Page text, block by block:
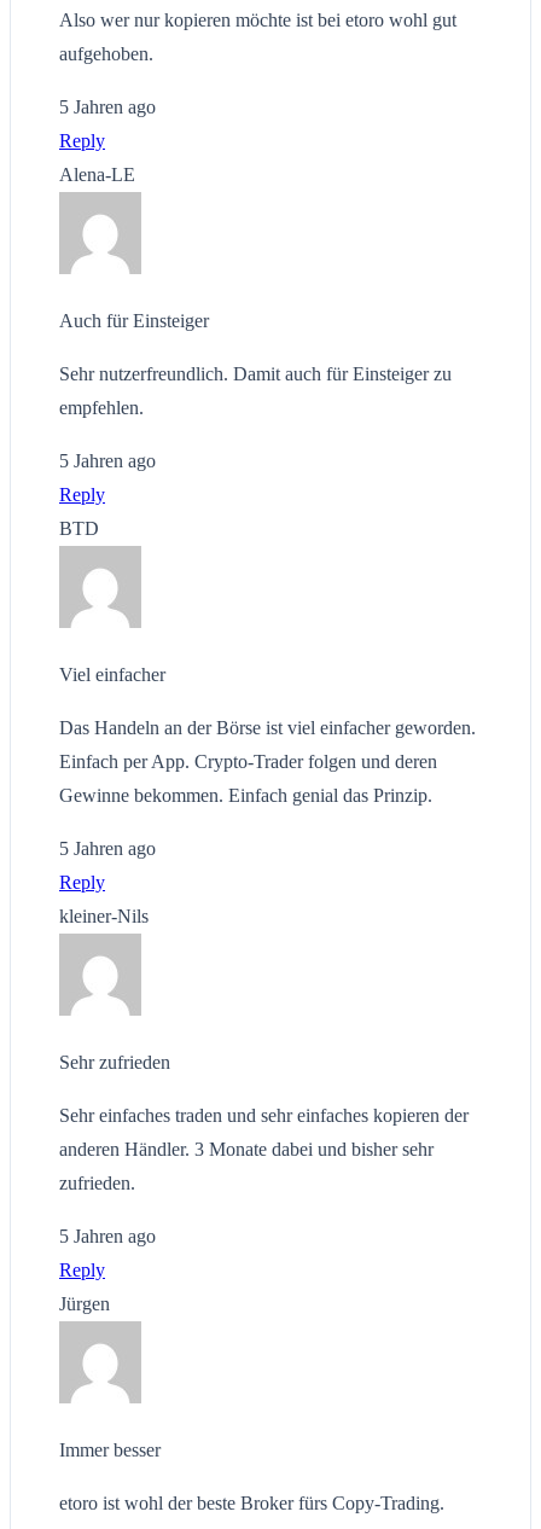
Also wer nur kopieren möchte ist bei etoro wohl gut
aufgehoben.
5 Jahren ago
Reply
Alena-LE
Auch für Einsteiger
Sehr nutzerfreundlich. Damit auch für Einsteiger zu
empfehlen.
5 Jahren ago
Reply
BTD
Viel einfacher
Das Handeln an der Börse ist viel einfacher geworden.
Einfach per App. Crypto-Trader folgen und deren
Gewinne bekommen. Einfach genial das Prinzip.
5 Jahren ago
Reply
kleiner-Nils
Sehr zufrieden
Sehr einfaches traden und sehr einfaches kopieren der
anderen Händler. 3 Monate dabei und bisher sehr
zufrieden.
5 Jahren ago
Reply
Jürgen
Immer besser
etoro ist wohl der beste Broker fürs Copy-Trading.